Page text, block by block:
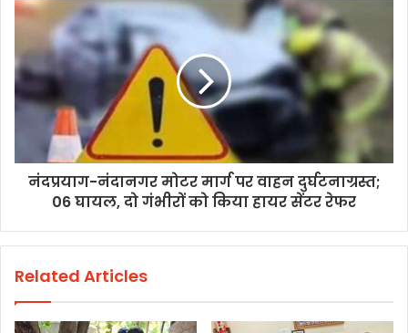
नंदप्रयाग-नंदानगर मोटर मार्ग पर वाहन दुर्घटनाग्रस्त;
06 घायल, दो गंभीरों को किया हायर सेंटर रेफर
Related Articles